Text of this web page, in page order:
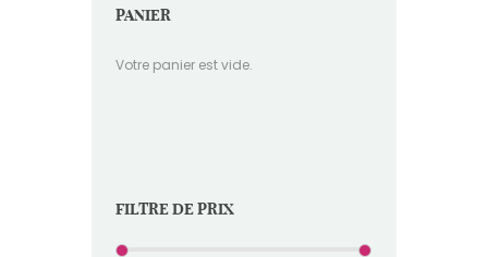
PANIER
Votre panier est vide.
FILTRE DE PRIX